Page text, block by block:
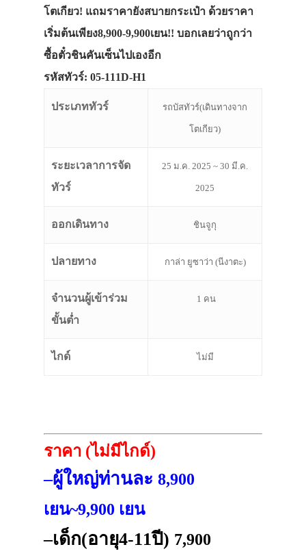
โตเกียว! แถมราคายังสบายกระเป๋า ด้วยราคา
เริ่มต้นเพียง8,900-9,900เยน!! บอกเลยว่าถูกว่า
ซื้อตั๋วชินคันเซ็นไปเองอีก
รหัสทัวร์: 05-111D-H1
ประเภททัวร์ รถบัสทัวร์(เดินทางจาก
โตเกียว)
ระยะเวลาการจัด
ทัวร์
25 ม.ค. 2025 ~ 30 มี.ค.
2025
ออกเดินทาง ชินจูกุ
ปลายทาง กาล่า ยูซาว่า (นีงาตะ)
จำนวนผู้เข้าร่วม
ขั้นต่ำ
1 คน
ไกด์ ไม่มี
ราคา (ไม่มีไกด์)
–ผู้ใหญ่ท่านละ 8,900
เยน~9,900 เยน
–เด็ก(อายุ4-11ปี) 7,900